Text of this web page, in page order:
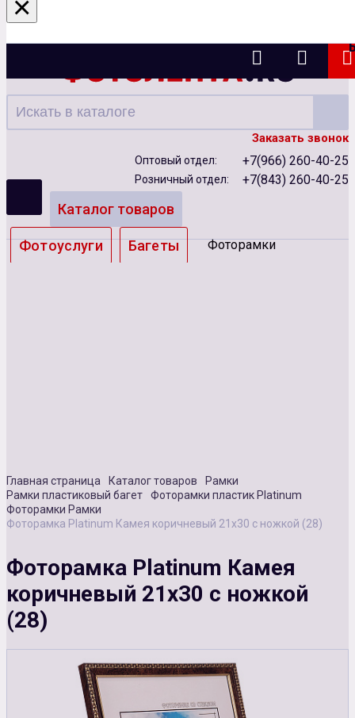
Казань
Заказать звонок
Оптовый отдел: +7(966) 260-40-25
Розничный отдел: +7(843) 260-40-25
Каталог товаров
Фотоуслуги Багеты Фоторамки
Главная страница Каталог товаров
Рамки
Рамки пластиковый багет
Фоторамки пластик Platinum
Фоторамки Рамки
Фоторамка Platinum Камея коричневый 21х30 с ножкой (28)
Фоторамка Platinum Камея
коричневый 21х30 с ножкой
(28)
×